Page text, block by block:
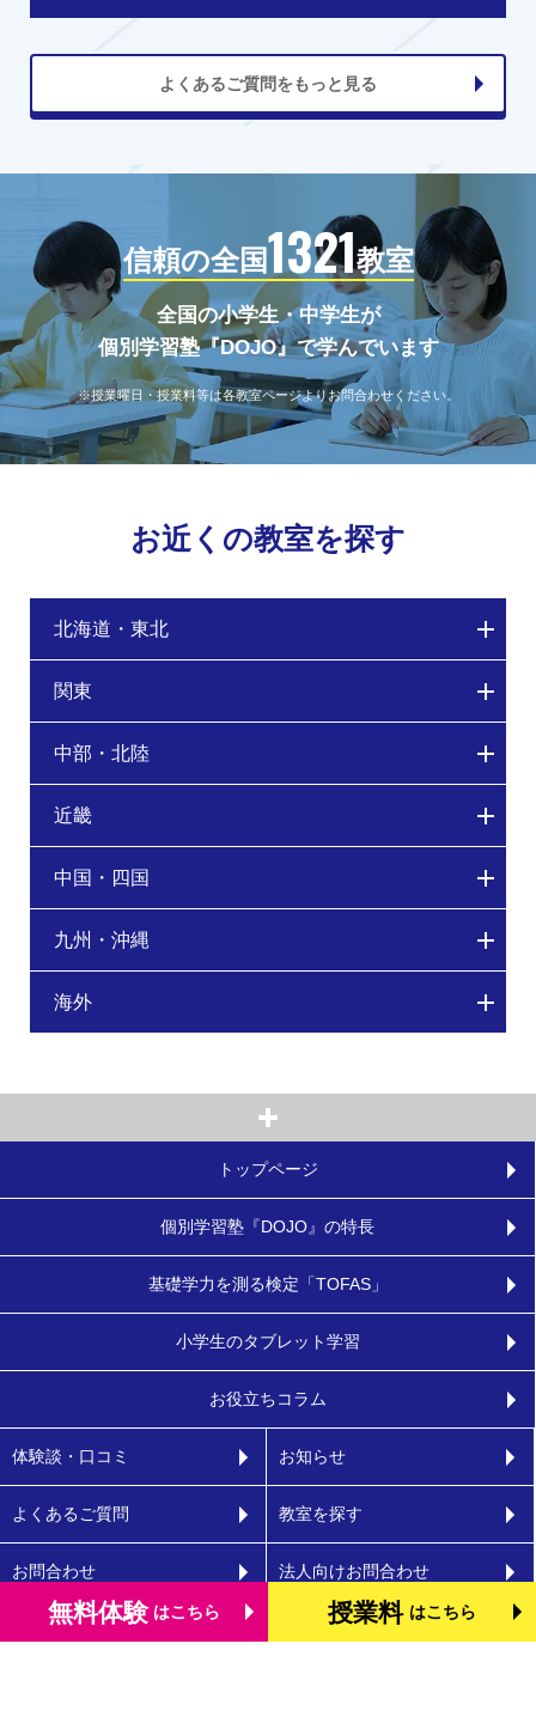
よくあるご質問をもっと見る
信頼の全国1321教室
全国の小学生・中学生が
個別学習塾『DOJO』で学んでいます
※授業曜日・授業料等は各教室ページよりお問合わせください。
お近くの教室を探す
北海道・東北
関東
中部・北陸
近畿
中国・四国
九州・沖縄
海外
トップページ
個別学習塾『DOJO』の特長
基礎学力を測る検定「TOFAS」
小学生のタブレット学習
お役立ちコラム
体験談・口コミ お知らせ
よくあるご質問 教室を探す
お問合わせ 法人向けお問合わせ
運営会社 プライバシーポリシー
無料体験 はこちら 授業料 はこちら